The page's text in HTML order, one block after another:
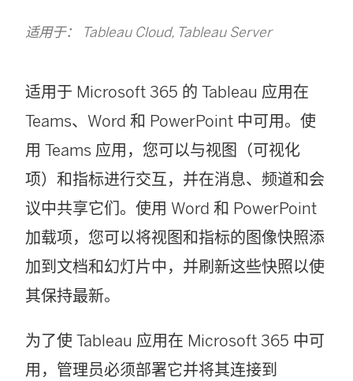
适用于： Tableau Cloud, Tableau Server
适用于 Microsoft 365 的 Tableau 应用在
Teams、Word 和 PowerPoint 中可用。使
用 Teams 应用，您可以与视图（可视化
项）和指标进行交互，并在消息、频道和会
议中共享它们。使用 Word 和 PowerPoint
加载项，您可以将视图和指标的图像快照添
加到文档和幻灯片中，并刷新这些快照以使
其保持最新。
为了使 Tableau 应用在 Microsoft 365 中可
用，管理员必须部署它并将其连接到